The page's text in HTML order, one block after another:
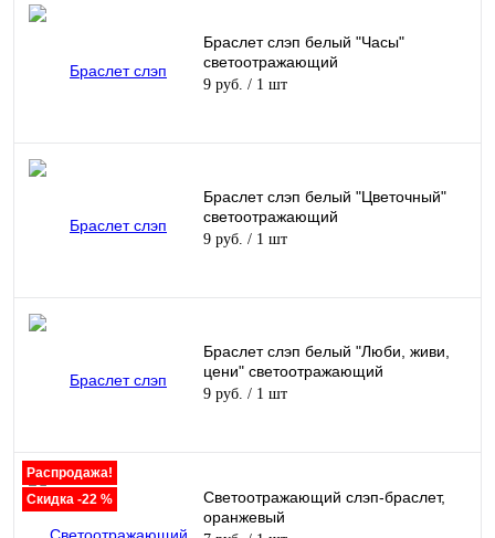
Браслет слэп белый "Часы"
светоотражающий
9 руб. / 1 шт
Браслет слэп белый "Цветочный"
светоотражающий
9 руб. / 1 шт
Браслет слэп белый "Люби, живи,
цени" светоотражающий
9 руб. / 1 шт
Распродажа!
Скидка -22 %
Светоотражающий слэп-браслет,
оранжевый